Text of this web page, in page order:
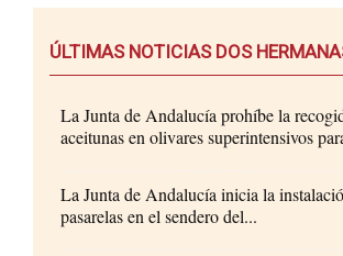
ÚLTIMAS NOTICIAS DOS
La Junta de Andalucía prohíbe la
aceitunas en olivares superintensivos
La Junta de Andalucía inicia la
pasarelas en el sendero del...